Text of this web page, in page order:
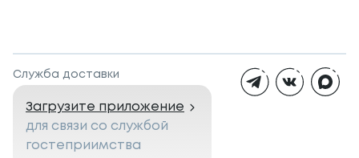
Служба доставки
Загрузите приложение
для связи со службой
гостеприимства